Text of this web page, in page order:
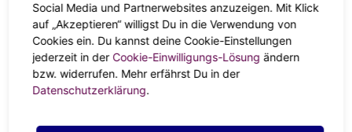
DEIN HOROSKOP
Die Jungfrau im Beruf
Social Media und Partnerwebsites anzuzeigen. Mit Klick
auf „Akzeptieren“ willigst Du in die Verwendung von
Cookies ein. Du kannst deine Cookie-Einstellungen
jederzeit in der Cookie-Einwilligungs-Lösung ändern
bzw. widerrufen. Mehr erfährst Du in der
Datenschutzerklärung.